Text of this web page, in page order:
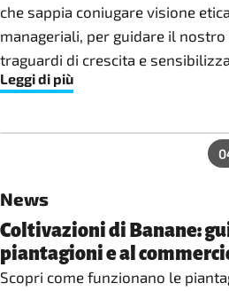
che sappia coniugare visione
manageriali, per guidare il
traguardi di crescita e
Leggi di più
News
Coltivazioni di Banane:
piantagioni e al
Scopri come funzionano le